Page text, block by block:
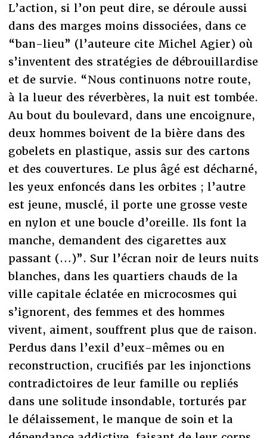
L’action, si l’on peut dire, se déroule aussi
dans des marges moins dissociées, dans ce
“ban-lieu” (l’auteure cite Michel Agier) où
s’inventent des stratégies de débrouillardise
et de survie. “Nous continuons notre route,
à la lueur des réverbères, la nuit est tombée.
Au bout du boulevard, dans une encoignure,
deux hommes boivent de la bière dans des
gobelets en plastique, assis sur des cartons
et des couvertures. Le plus âgé est décharné,
les yeux enfoncés dans les orbites ; l’autre
est jeune, musclé, il porte une grosse veste
en nylon et une boucle d’oreille. Ils font la
manche, demandent des cigarettes aux
passant (…)”. Sur l’écran noir de leurs nuits
blanches, dans les quartiers chauds de la
ville capitale éclatée en microcosmes qui
s’ignorent, des femmes et des hommes
vivent, aiment, souffrent plus que de raison.
Perdus dans l’exil d’eux-mêmes ou en
reconstruction, crucifiés par les injonctions
contradictoires de leur famille ou repliés
dans une solitude insondable, torturés par
le délaissement, le manque de soin et la